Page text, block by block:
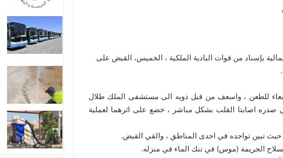
بإسناد من قوات البادية الملكية ، الخميس، القبض على
من العمر 25 تعرض الأربعاء للطعن ، واسعف من قبل ذويه الى مستشفى الملك طلال
صدره اصابتا القلب بشكل مباشر ، خضع على اثرهما لعملية
حيث تبين تواجده في احدى المناطق ، والقي القبض.
الجريمة (موس) في تنك الماء في منزله.